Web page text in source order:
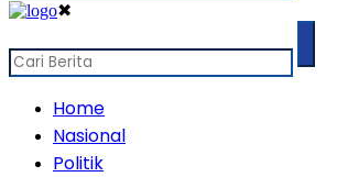
✖
Home
Nasional
Politik